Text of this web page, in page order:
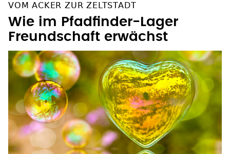
VOM ACKER ZUR ZELTSTADT
Wie im Pfadfinder-Lager
Freundschaft erwächst